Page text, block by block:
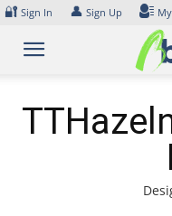
Skip
content
🔐 Sign In 👤 Sign Up